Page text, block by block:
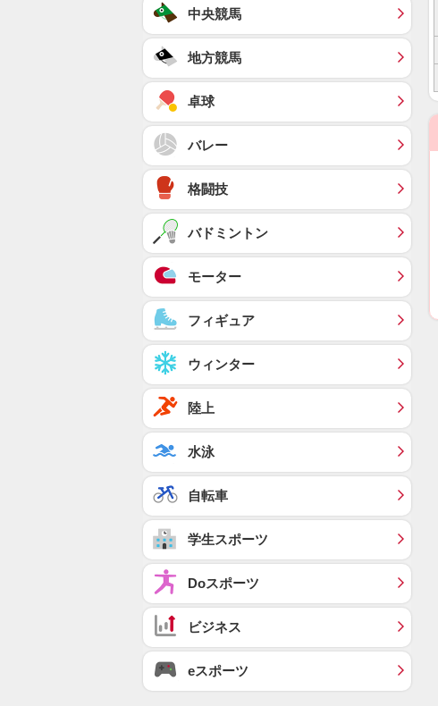
中央競馬
地方競馬
卓球
バレー
格闘技
バドミントン
モーター
フィギュア
ウィンター
陸上
水泳
自転車
学生スポーツ
Doスポーツ
ビジネス
eスポーツ